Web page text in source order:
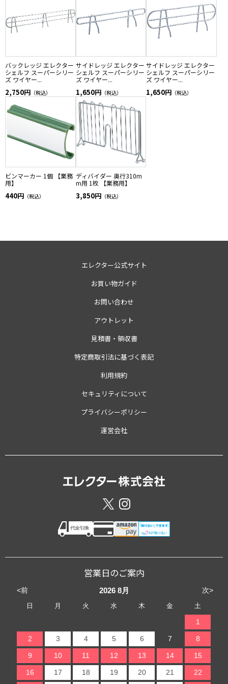
バックレッジ エレクター
シェルフ スーパーシリー
ズ ワイヤー...
2,750円 （税込）
サイドレッジ エレクター
シェルフ スーパーシリー
ズ ワイヤー...
1,650円（税込）
サイドレッジ エレクター
シェルフ スーパーシリー
ズ ワイヤー...
1,650円 （税込）
ビンマーカー 1個 【業務
用】
440円 （税込）
ディバイダー 奥行310m
m用 1枚 【業務用】
3,850円（税込）
エレクター公式サイト
お買い物ガイド
お問い合わせ
アウトレット
見積書・領収書
特定商取引法に基づく表記
利用規約
セキュリティについて
プライバシーポリシー
運営会社
営業日のご案内
<前 次>
2026 8月
日 月 火 水 木 金 土
1
2 3 4 5 6 7 8
9 10 11 12 13 14 15
16 17 18 19 20 21 22